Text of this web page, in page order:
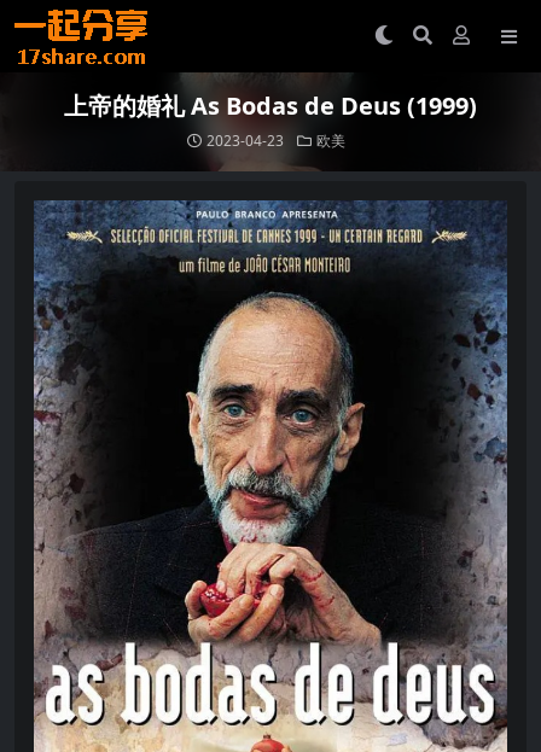
上帝的婚礼 As Bodas de Deus (1999)
2023-04-23 欧美